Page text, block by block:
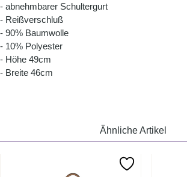
- abnehmbarer Schultergurt
- Reißverschluß
- 90% Baumwolle
- 10% Polyester
- Höhe 49cm
- Breite 46cm
Ähnliche Artikel